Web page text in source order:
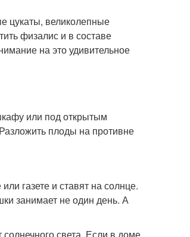
цукаты, великолепные
физалис и в составе
на это удивительное
или под открытым
плоды на противне
газете и ставят на солнце.
занимает не один день. А